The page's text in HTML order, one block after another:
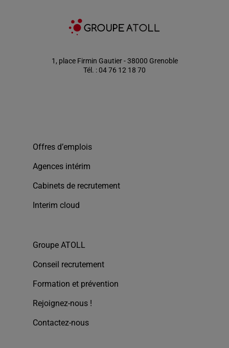
1, place Firmin Gautier - 38000 Grenoble
Tél. : 04 76 12 18 70
Offres d’emplois
Agences intérim
Cabinets de recrutement
Interim cloud
Groupe ATOLL
Conseil recrutement
Formation et prévention
Rejoignez-nous !
Contactez-nous